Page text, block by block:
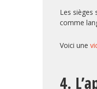
Les sièges
comme
​Voici une
4.